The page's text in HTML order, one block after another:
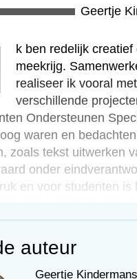
Geertje
‘Ik ben redelijk
meekrijg.
realiseer ik vooral
verschillende
Ondersteunen
waren en
zoals tekst uitwerken
onder
en voor studenten
om iets bij te
dat ieder jaar
auteur
Geertje Kindermans